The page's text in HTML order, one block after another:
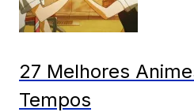
27 Melhores
Tempos